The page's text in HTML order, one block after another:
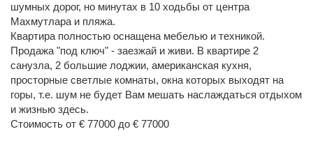
шумных дорог, но минутах в 10 ходьбы от центра
Махмутлара и пляжа.
Квартира полностью оснащена мебелью и техникой.
Продажа "под ключ" - заезжай и живи. В квартире 2
санузла, 2 большие лоджии, американская кухня,
просторные светлые комнаты, окна которых выходят на
горы, т.е. шум не будет Вам мешать наслаждаться отдыхом
и жизнью здесь.
Стоимость от € 77000 до € 77000